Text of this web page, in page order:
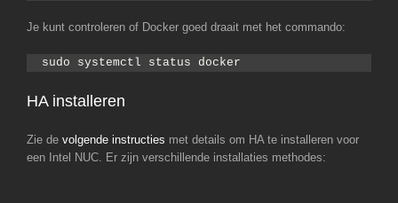
Je kunt controleren of Docker goed draait met het commando:
sudo systemctl status docker
HA installeren
Zie de volgende instructies met details om HA te installeren voor
een Intel NUC. Er zijn verschillende installaties methodes: